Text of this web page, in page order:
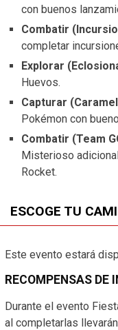
con buenos
Combatir
completar
Explorar
Huevos.
Capturar
Pokémon con
Combatir (Team
Misterioso
Rocket.
ESCOGE TU
Este evento estará
RECOMPENSAS DE
Durante el evento
al completarlas